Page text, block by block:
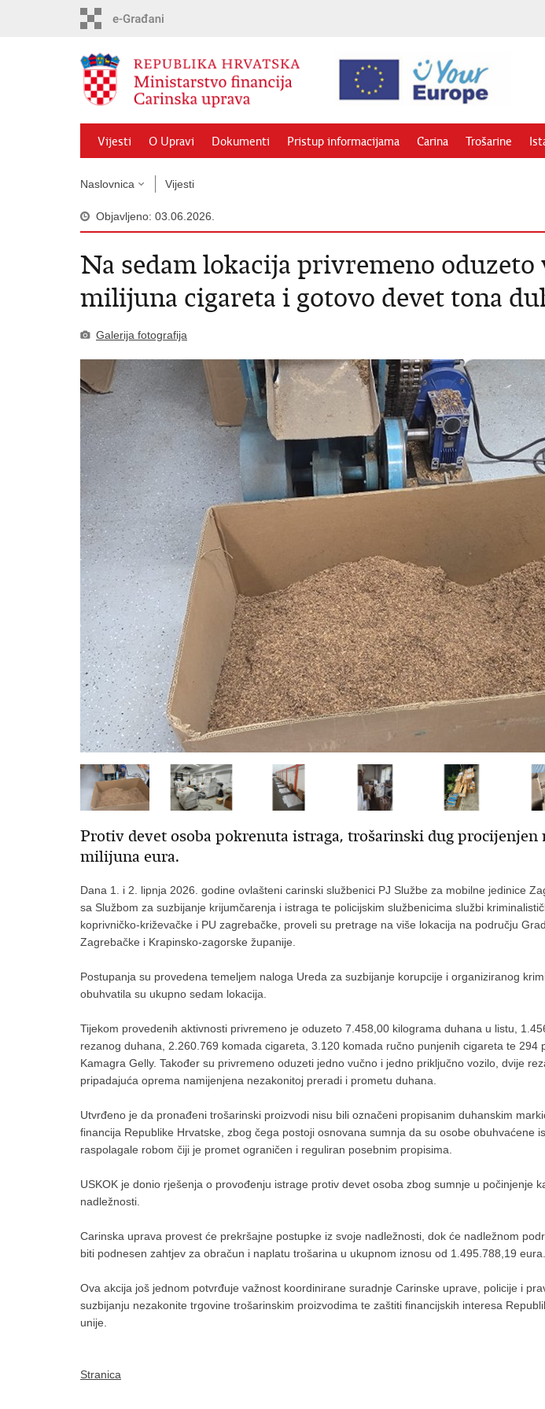
Vijesti O Upravi Dokumenti Pristup informacijama Carina Trošarine
Naslovnica Vijesti
Objavljeno: 03.06.2026.
Na sedam lokacija privremeno oduzeto
milijuna cigareta i gotovo devet tona
Galerija fotografija
Protiv devet osoba pokrenuta istraga, trošarinski dug procijenjen
milijuna eura.
Dana 1. i 2. lipnja 2026. godine ovlašteni carinski službenici PJ Službe za mobilne jedinice
sa Službom za suzbijanje krijumčarenja i istraga te policijskim službenicima službi
koprivničko-križevačke i PU zagrebačke, proveli su pretrage na više lokacija na području
Zagrebačke i Krapinsko-zagorske županije.
Postupanja su provedena temeljem naloga Ureda za suzbijanje korupcije i organiziranog
obuhvatila su ukupno sedam lokacija.
Tijekom provedenih aktivnosti privremeno je oduzeto 7.458,00 kilograma duhana u listu,
rezanog duhana, 2.260.769 komada cigareta, 3.120 komada ručno punjenih cigareta te 294
Kamagra Gelly. Također su privremeno oduzeti jedno vučno i jedno priključno vozilo, dvije
pripadajuća oprema namijenjena nezakonitoj preradi i prometu duhana.
Utvrđeno je da pronađeni trošarinski proizvodi nisu bili označeni propisanim duhanskim
financija Republike Hrvatske, zbog čega postoji osnovana sumnja da su osobe obuhvaćene
raspolagale robom čiji je promet ograničen i reguliran posebnim propisima.
USKOK je donio rješenja o provođenju istrage protiv devet osoba zbog sumnje u počinjenje
nadležnosti.
Carinska uprava provest će prekršajne postupke iz svoje nadležnosti, dok će nadležnom
biti podnesen zahtjev za obračun i naplatu trošarina u ukupnom iznosu od 1.495.788,19 eura.
Ova akcija još jednom potvrđuje važnost koordinirane suradnje Carinske uprave, policije i
suzbijanju nezakonite trgovine trošarinskim proizvodima te zaštiti financijskih interesa
unije.
Stranica